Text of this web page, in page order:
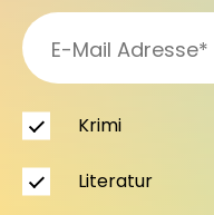
Krimi
Literatur